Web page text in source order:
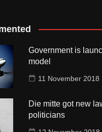
Government is
model
11 November 2018
Die mitte got new
politicians